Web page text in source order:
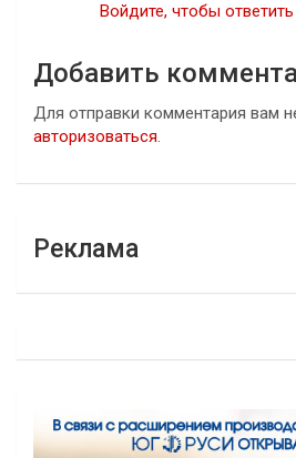
Войдите, чтобы ответить
Добавить
Для отправки комментария вам
авторизоваться.
Реклама